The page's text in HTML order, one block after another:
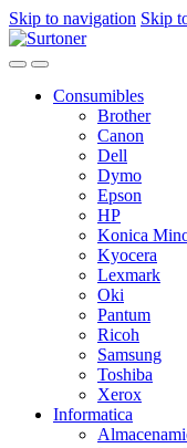
Skip to navigation Skip
Consumibles
Brother
Canon
Dell
Dymo
Epson
HP
Konica
Kyocera
Lexmark
Oki
Pantum
Ricoh
Samsung
Toshiba
Xerox
Informatica